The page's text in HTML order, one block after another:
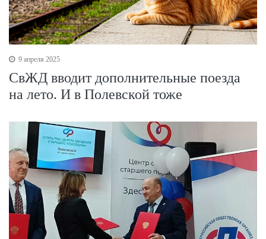
9 апреля 2025
СвЖД вводит дополнительные поезда
на лето. И в Полевской тоже